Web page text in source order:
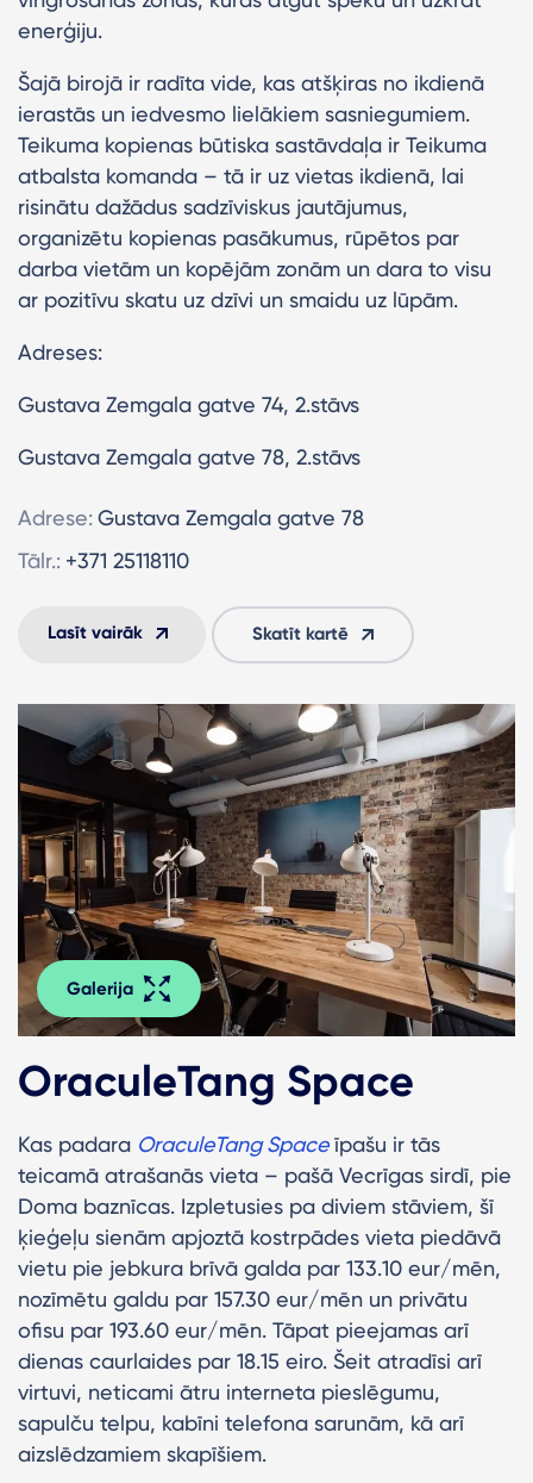
enerģiju.
Šajā birojā ir radīta vide, kas atšķiras no ikdienā
ierastās un iedvesmo lielākiem sasniegumiem.
Teikuma kopienas būtiska sastāvdaļa ir Teikuma
atbalsta komanda – tā ir uz vietas ikdienā, lai
risinātu dažādus sadzīviskus jautājumus,
organizētu kopienas pasākumus, rūpētos par
darba vietām un kopējām zonām un dara to visu
ar pozitīvu skatu uz dzīvi un smaidu uz lūpām.
Adreses:
Gustava Zemgala gatve 74, 2.stāvs
Gustava Zemgala gatve 78, 2.stāvs
Adrese: Gustava Zemgala gatve 78
Tālr.: +371 25118110
Lasīt vairāk Skatīt kartē
Galerija
OraculeTang Space
Kas padara OraculeTang Spaceīpašu ir tās
teicamā atrašanās vieta – pašā Vecrīgas sirdī, pie
Doma baznīcas. Izpletusies pa diviem stāviem, šī
ķieģeļu sienām apjoztā kostrpādes vieta piedāvā
vietu pie jebkura brīvā galda par 133.10 eur/mēn,
nozīmētu galdu par 157.30 eur/mēn un privātu
ofisu par 193.60 eur/mēn. Tāpat pieejamas arī
dienas caurlaides par 18.15 eiro. Šeit atradīsi arī
virtuvi, neticami ātru interneta pieslēgumu,
sapulču telpu, kabīni telefona sarunām, kā arī
aizslēdzamiem skapīšiem.